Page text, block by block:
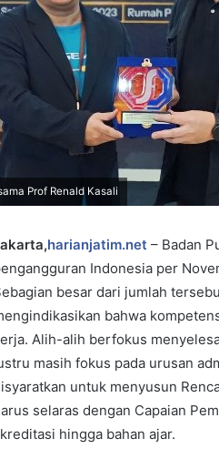
Prof Renald Kasali
harianjatim.net – Badan
Indonesia per
besar dari jumlah
bahwa
Alih-alih berfokus
masih fokus pada urusan
untuk menyusun
selaras dengan Capaian
hingga bahan ajar.